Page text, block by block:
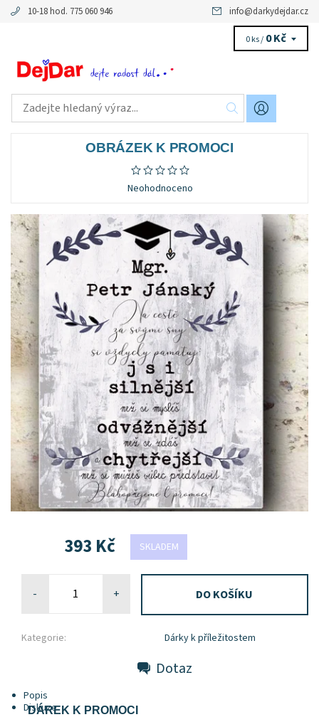
10-18 hod. 775 060 946 info@darkydejdar.cz
0 ks / 0 Kč
OBRÁZEK K PROMOCI
Neohodnoceno
SKLADEM
393 Kč
- +
Kategorie: Dárky k příležitostem
Dotaz
Popis
Diskuze
DÁREK K PROMOCI